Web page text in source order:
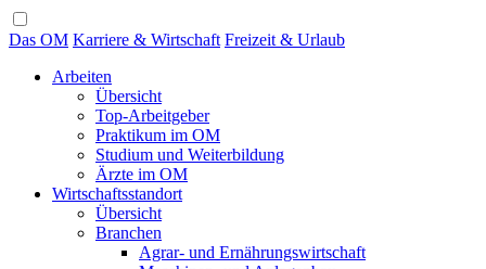
Das OM Karriere & Wirtschaft Freizeit & Urlaub
Arbeiten
Übersicht
Top-Arbeitgeber
Praktikum im OM
Studium und Weiterbildung
Ärzte im OM
Wirtschaftsstandort
Übersicht
Branchen
Agrar- und Ernährungswirtschaft